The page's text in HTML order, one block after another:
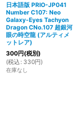
日本語版 PRIO-JP041
Number C107: Neo
Galaxy-Eyes Tachyon
Dragon CNo.107 超銀河
眼の時空龍 (アルティメ
ットレア)
300円(税別)
(税込 : 330円)
在庫なし